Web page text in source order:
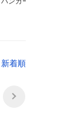
新着順